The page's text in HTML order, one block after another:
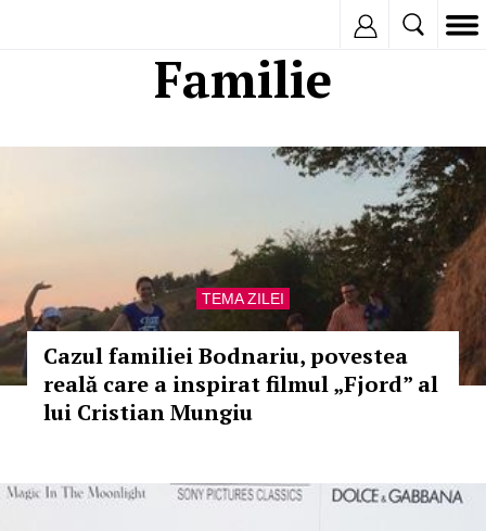
Familie
TEMA ZILEI
Cazul familiei Bodnariu, povestea
reală care a inspirat filmul „Fjord” al
lui Cristian Mungiu